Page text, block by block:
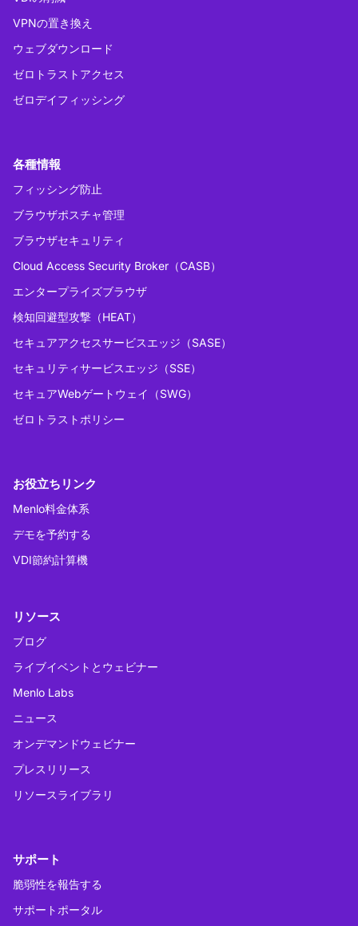
VPNの置き換え
ウェブダウンロード
ゼロトラストアクセス
ゼロデイフィッシング
各種情報
フィッシング防止
ブラウザポスチャ管理
ブラウザセキュリティ
Cloud Access Security Broker（CASB）
エンタープライズブラウザ
検知回避型攻撃（HEAT）
セキュアアクセスサービスエッジ（SASE）
セキュリティサービスエッジ（SSE）
セキュアWebゲートウェイ（SWG）
ゼロトラストポリシー
お役立ちリンク
Menlo料金体系
デモを予約する
VDI節約計算機
リソース
ブログ
ライブイベントとウェビナー
Menlo Labs
ニュース
オンデマンドウェビナー
プレスリリース
リソースライブラリ
サポート
脆弱性を報告する
サポートポータル